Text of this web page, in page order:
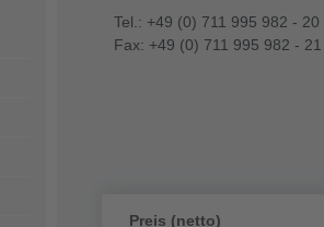
Preis (netto)
Tel.: +49 (0) 711 995 982 - 20
Fax: +49 (0) 711 995 982 - 21